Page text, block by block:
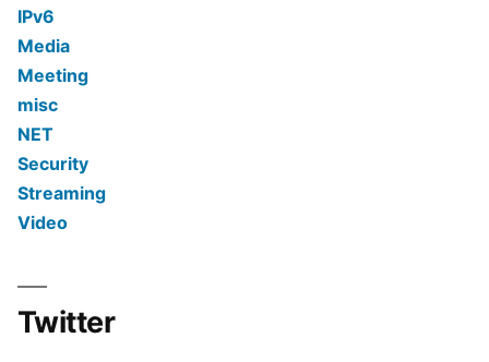
IPv6
Media
Meeting
misc
NET
Security
Streaming
Video
Twitter